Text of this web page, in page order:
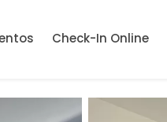
Check-In Online